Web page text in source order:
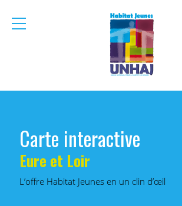
menu
Carte interactive
Eure et Loir
L’offre Habitat Jeunes en un clin d’œil